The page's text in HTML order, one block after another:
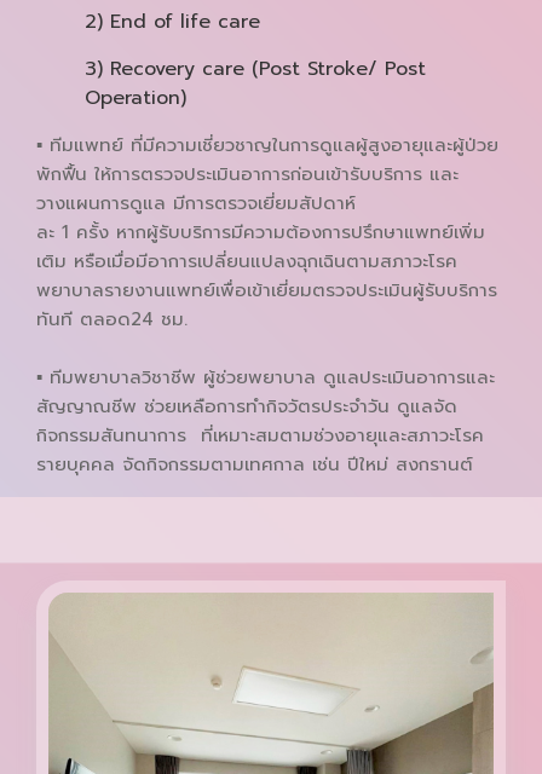
2) End of life care
3) Recovery care (Post Stroke/ Post
Operation)
▪ ทีมแพทย์ ที่มีความเชี่ยวชาญในการดูแลผู้สูงอายุและผู้ป่วย
พักฟื้น ให้การตรวจประเมินอาการก่อนเข้ารับบริการ และ
วางแผนการดูแล มีการตรวจเยี่ยมสัปดาห์
ละ 1 ครั้ง หากผู้รับบริการมีความต้องการปรึกษาแพทย์เพิ่ม
เติม หรือเมื่อมีอาการเปลี่ยนแปลงฉุกเฉินตามสภาวะโรค
พยาบาลรายงานแพทย์เพื่อเข้าเยี่ยมตรวจประเมินผู้รับบริการ
ทันที ตลอด24 ชม.
▪ ทีมพยาบาลวิชาชีพ ผู้ช่วยพยาบาล ดูแลประเมินอาการและ
สัญญาณชีพ ช่วยเหลือการทำกิจวัตรประจำวัน ดูแลจัด
กิจกรรมสันทนาการ ที่เหมาะสมตามช่วงอายุและสภาวะโรค
รายบุคคล จัดกิจกรรมตามเทศกาล เช่น ปีใหม่ สงกรานต์